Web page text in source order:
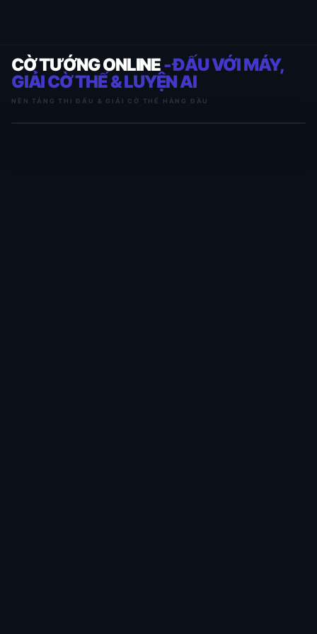
CỜ TƯỚNG ONLINE- ĐẤU VỚI MÁY,
GIẢI CỜ THẾ & LUYỆN AI
NỀN TẢNG THI ĐẤU & GIẢI CỜ THẾ HÀNG ĐẦU